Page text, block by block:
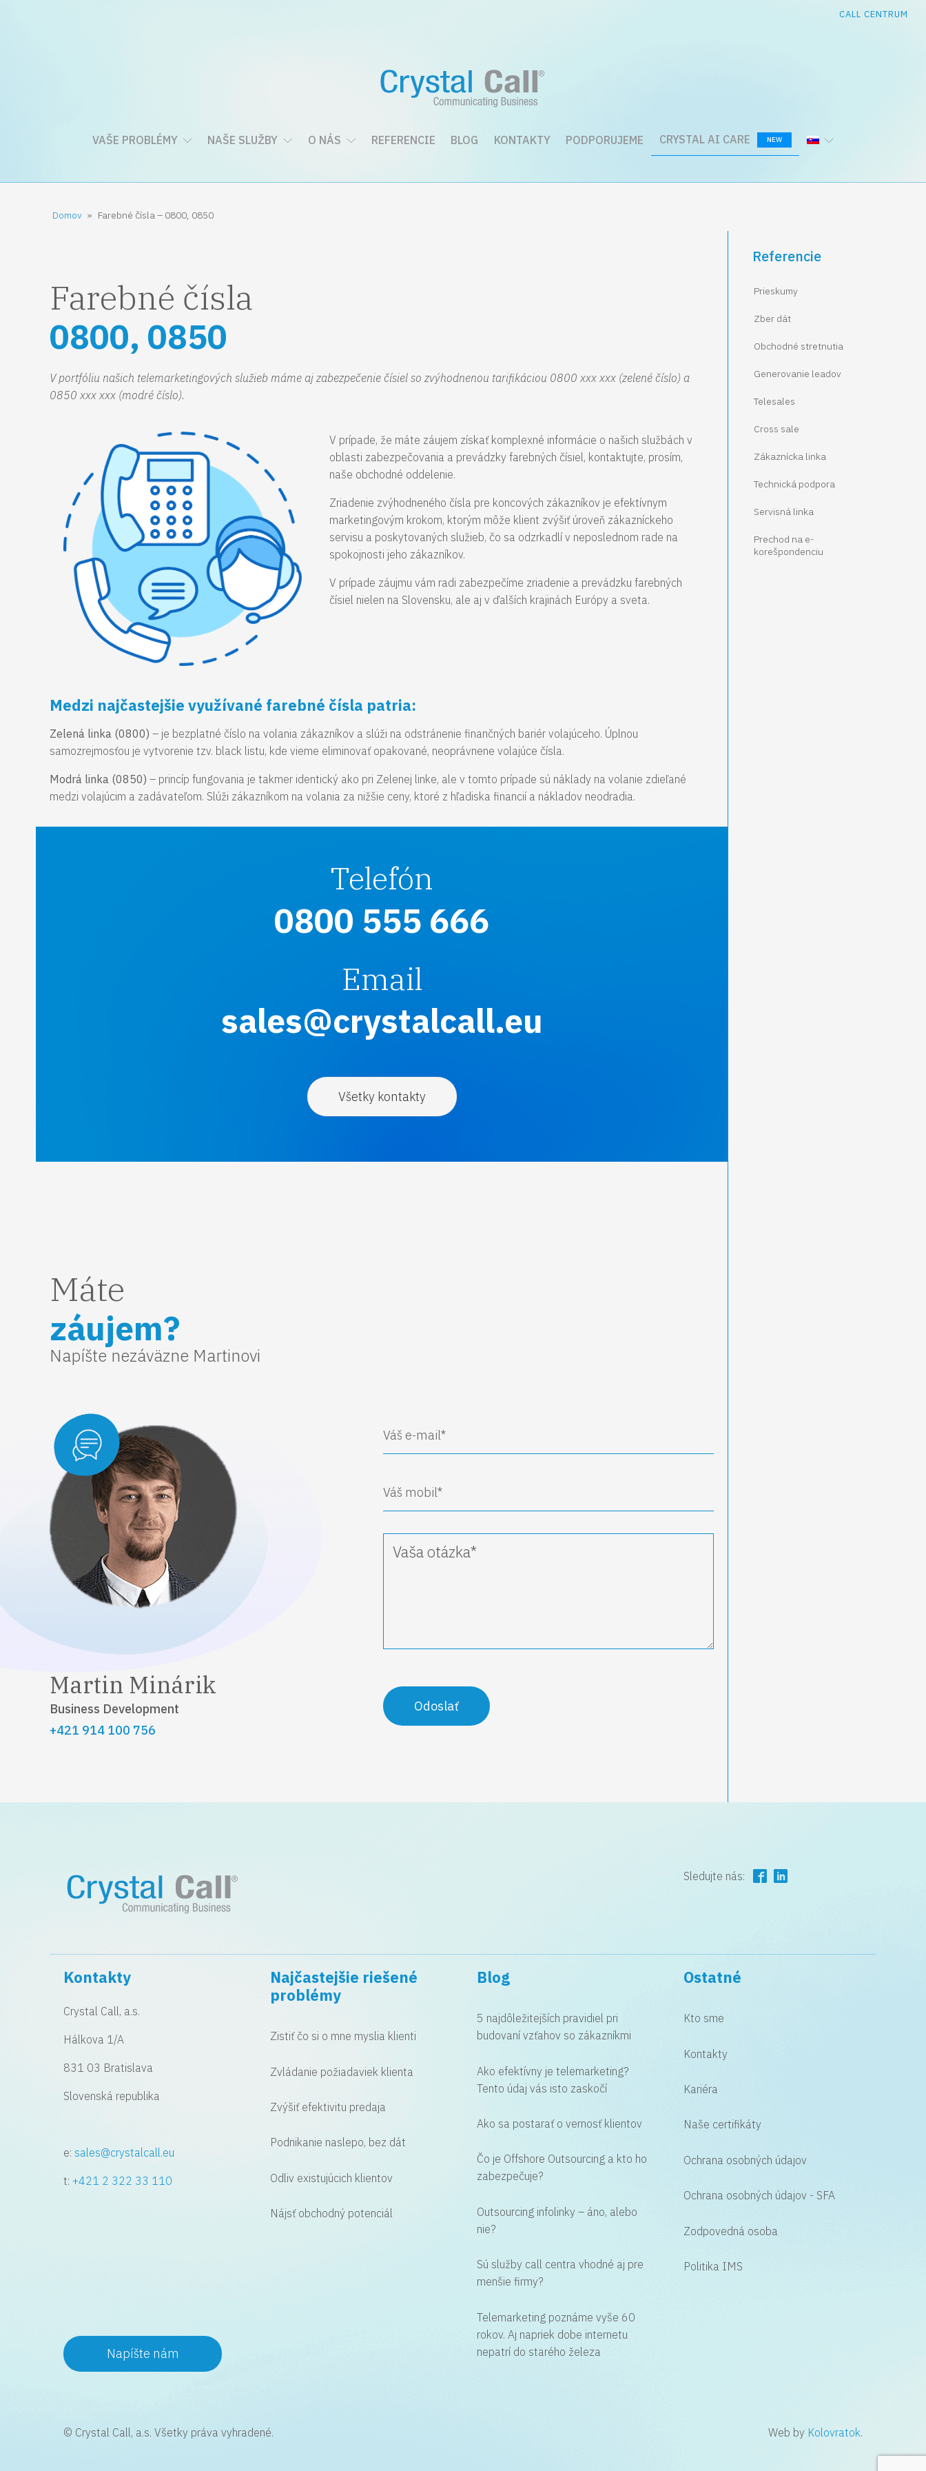
CALL CENTRUM
VAŠE PROBLÉMY NAŠE SLUŽBY O NÁS REFERENCIE BLOG KONTAKTY PODPORUJEME CRYSTAL AI CARE NEW
Domov » Farebné čísla – 0800, 0850
Farebné čísla
0800, 0850
V portfóliu našich telemarketingových služieb máme aj zabezpečenie čísiel so zvýhodnenou tarifikáciou 0800 xxx xxx (zelené číslo) a
0850 xxx xxx (modré číslo).
V prípade, že máte záujem získať komplexné informácie o našich službách v
oblasti zabezpečovania a prevádzky farebných čísiel, kontaktujte, prosím,
naše obchodné oddelenie.
Zriadenie zvýhodneného čísla pre koncových zákazníkov je efektívnym
marketingovým krokom, ktorým môže klient zvýšiť úroveň zákazníckeho
servisu a poskytovaných služieb, čo sa odzrkadlí v neposlednom rade na
spokojnosti jeho zákazníkov.
V prípade záujmu vám radi zabezpečíme zriadenie a prevádzku farebných
čísiel nielen na Slovensku, ale aj v ďalších krajinách Európy a sveta.
Medzi najčastejšie využívané farebné čísla patria:
Zelená linka (0800) – je bezplatné číslo na volania zákazníkov a slúži na odstránenie finančných bariér volajúceho. Úplnou
samozrejmosťou je vytvorenie tzv. black listu, kde vieme eliminovať opakované, neoprávnene volajúce čísla.
Modrá linka (0850) – princíp fungovania je takmer identický ako pri Zelenej linke, ale v tomto prípade sú náklady na volanie zdieľané
medzi volajúcim a zadávateľom. Slúži zákazníkom na volania za nižšie ceny, ktoré z hľadiska financií a nákladov neodradia.
Telefón
0800 555 666
Email
sales@crystalcall.eu
Všetky kontakty
Máte
záujem?
Napíšte nezáväzne Martinovi
Martin Minárik
Business Development
+421 914 100 756
Referencie
Prieskumy
Zber dát
Obchodné stretnutia
Generovanie leadov
Telesales
Cross sale
Zákaznícka linka
Technická podpora
Servisná linka
Prechod na e-
korešpondenciu
Sledujte nás:
Kontakty
Crystal Call, a.s.
Hálkova 1/A
831 03 Bratislava
Slovenská republika
e: sales@crystalcall.eu
t: +421 2 322 33 110
Napíšte nám
Najčastejšie riešené
problémy
Zistiť čo si o mne myslia klienti
Zvládanie požiadaviek klienta
Zvýšiť efektivitu predaja
Podnikanie naslepo, bez dát
Odliv existujúcich klientov
Nájsť obchodný potenciál
Blog
5 najdôležitejších pravidiel pri
budovaní vzťahov so zákazníkmi
Ako efektívny je telemarketing?
Tento údaj vás isto zaskočí
Ako sa postarať o vernosť klientov
Čo je Offshore Outsourcing a kto ho
zabezpečuje?
Outsourcing infolinky – áno, alebo
nie?
Sú služby call centra vhodné aj pre
menšie firmy?
Telemarketing poznáme vyše 60
rokov. Aj napriek dobe internetu
nepatrí do starého železa
Ostatné
Kto sme
Kontakty
Kariéra
Naše certifikáty
Ochrana osobných údajov
Ochrana osobných údajov - SFA
Zodpovedná osoba
Politika IMS
© Crystal Call, a.s. Všetky práva vyhradené. Web by Kolovratok.